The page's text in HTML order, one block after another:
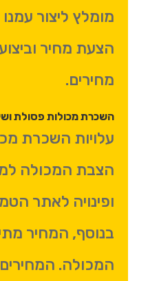
מומלץ ליצור
הצעת מחיר
מחירים.
השכרת מכולות פסולת
עלויות השכרת
הצבת המכולה
ופינויה לאתר
בנוסף, המחיר
המכולה.